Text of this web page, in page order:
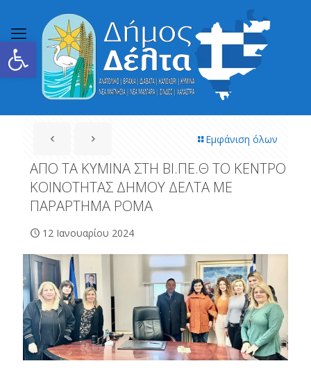
Ανοίξτε τη γραμμή εργαλείων
Εμφάνιση όλων
ΑΠΟ ΤΑ ΚΥΜΙΝΑ ΣΤΗ ΒΙ.ΠΕ.Θ ΤΟ ΚΕΝΤΡΟ
ΚΟΙΝΟΤΗΤΑΣ ΔΗΜΟΥ ΔΕΛΤΑ ΜΕ
ΠΑΡΑΡΤΗΜΑ ΡΟΜΑ
12 Ιανουαρίου 2024